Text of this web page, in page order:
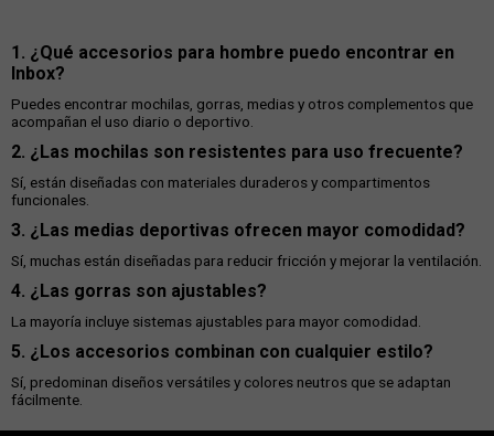
1. ¿Qué accesorios para hombre puedo encontrar en
Inbox?
Puedes encontrar mochilas, gorras, medias y otros complementos que
acompañan el uso diario o deportivo.
2. ¿Las mochilas son resistentes para uso frecuente?
Sí, están diseñadas con materiales duraderos y compartimentos
funcionales.
3. ¿Las medias deportivas ofrecen mayor comodidad?
Sí, muchas están diseñadas para reducir fricción y mejorar la ventilación.
4. ¿Las gorras son ajustables?
La mayoría incluye sistemas ajustables para mayor comodidad.
5. ¿Los accesorios combinan con cualquier estilo?
Sí, predominan diseños versátiles y colores neutros que se adaptan
fácilmente.